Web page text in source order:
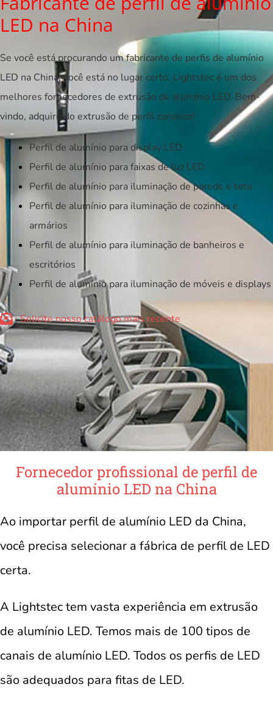
LED na China
Se você está procurando um fabricante de perfis de alumínio
LED na China, você está no lugar certo. Lightstec é um dos
melhores fornecedores de extrusão de alumínio LED. Bem-
vindo, adquirindo extrusão de perfil conosco!
Perfil de alumínio para display LED
Perfil de alumínio para faixas de luz LED
Perfil de alumínio para iluminação de parede e teto
Perfil de alumínio para iluminação de cozinhas e
armários
Perfil de alumínio para iluminação de banheiros e
escritórios
Perfil de alumínio para iluminação de móveis e displays
Solicite nosso catálogo mais recente
Fornecedor profissional de perfil de
alumínio LED na China
Ao importar perfil de alumínio LED da China,
você precisa selecionar a fábrica de perfil de LED
certa.
A Lightstec tem vasta experiência em extrusão
de alumínio LED. Temos mais de 100 tipos de
canais de alumínio LED. Todos os perfis de LED
são adequados para fitas de LED.